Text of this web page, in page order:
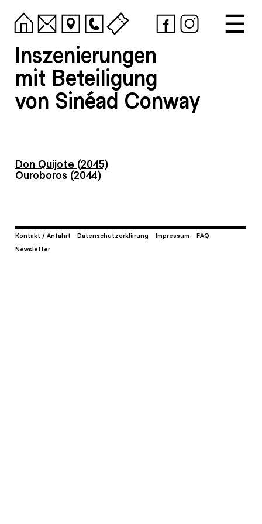
Inszenierungen
mit Beteiligung
von Sinéad Conway
Don Quijote (2015)
Ouroboros (2014)
Kontakt / Anfahrt Datenschutzerklärung Impressum
FAQ
Newsletter